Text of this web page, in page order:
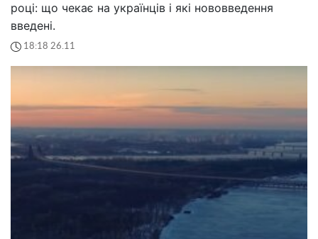
році: що чекає на українців і які нововведення
введені.
18:18 26.11